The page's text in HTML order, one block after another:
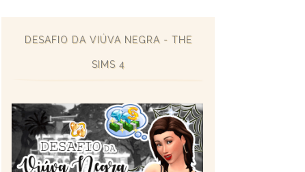
DESAFIO DA VIÚVA NEGRA - THE
SIMS 4